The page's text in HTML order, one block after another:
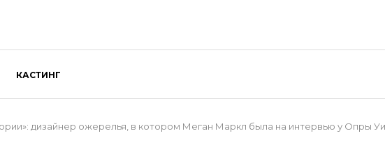
КАСТИНГ
дизайнер ожерелья, в котором Меган Маркл была на интервью у Опры